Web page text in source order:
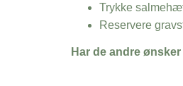
Trykke
Reservere
Har de andre